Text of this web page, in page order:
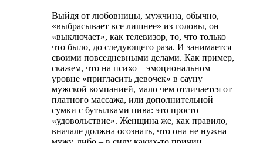
Выйдя от любовницы, мужчина, обычно,
«выбрасывает все лишнее» из головы, он
«выключает», как телевизор, то, что только
что было, до следующего раза. И занимается
своими повседневными делами. Как пример,
скажем, что на психо – эмоциональном
уровне «пригласить девочек» в сауну
мужской компанией, мало чем отличается от
платного массажа, или дополнительной
сумки с бутылками пива: это просто
«удовольствие». Женщина же, как правило,
вначале должна осознать, что она не нужна